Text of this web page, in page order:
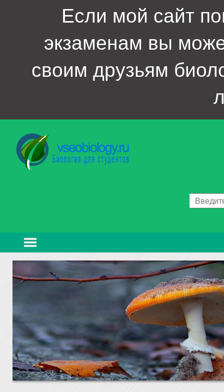
Если мой сайт
экзаменам вы
своим друзьям